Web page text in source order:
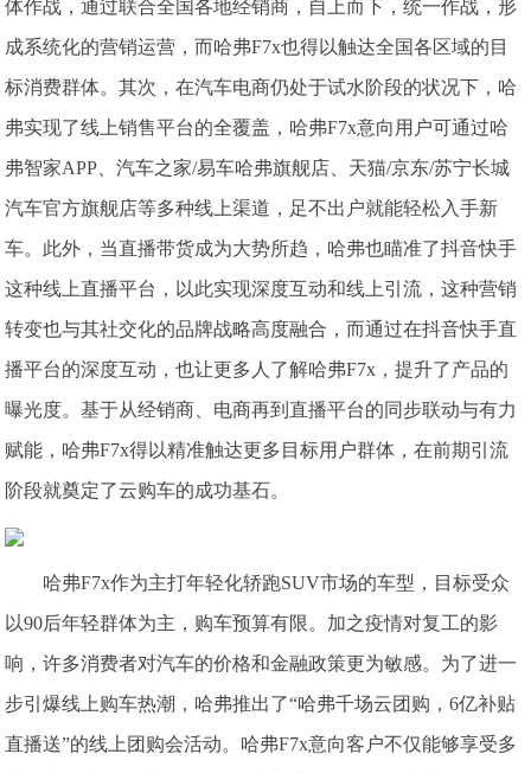
体作战，通过联合全国各地经销商，自上而下，统一作战，形
成系统化的营销运营，而哈弗F7x也得以触达全国各区域的目
标消费群体。其次，在汽车电商仍处于试水阶段的状况下，哈
弗实现了线上销售平台的全覆盖，哈弗F7x意向用户可通过哈
弗智家APP、汽车之家/易车哈弗旗舰店、天猫/京东/苏宁长城
汽车官方旗舰店等多种线上渠道，足不出户就能轻松入手新
车。此外，当直播带货成为大势所趋，哈弗也瞄准了抖音快手
这种线上直播平台，以此实现深度互动和线上引流，这种营销
转变也与其社交化的品牌战略高度融合，而通过在抖音快手直
播平台的深度互动，也让更多人了解哈弗F7x，提升了产品的
曝光度。基于从经销商、电商再到直播平台的同步联动与有力
赋能，哈弗F7x得以精准触达更多目标用户群体，在前期引流
阶段就奠定了云购车的成功基石。
哈弗F7x作为主打年轻化轿跑SUV市场的车型，目标受众
以90后年轻群体为主，购车预算有限。加之疫情对复工的影
响，许多消费者对汽车的价格和金融政策更为敏感。为了进一
步引爆线上购车热潮，哈弗推出了“哈弗千场云团购，6亿补贴
直播送”的线上团购会活动。哈弗F7x意向客户不仅能够享受多